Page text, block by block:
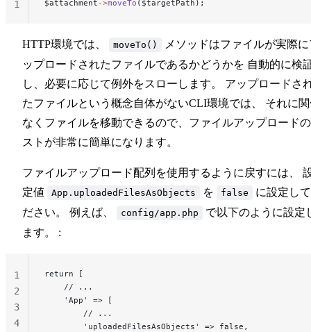
$attachment ->moveTo ($targetPath);
1
HTTP環境では、 moveTo()
メソッドはファイルが実際
ップロードされたファイルであるかどうかを 自動的に検
し、必要に応じて例外をスローします。 アップロードさ
たファイルという概念自体がないCLI環境では、 それに
なくファイルを移動できるので、ファイルアップロード
ストが非常に簡単になります。
ファイルアップロード配列を使用するように戻すには、
定値
App.uploadedFilesAsObjects を false
に設定し
ださい。 例えば、
config/app.php
で以下のように設定
ます。 :
return [
    // ...
    'App' => [
        // ...
        'uploadedFilesAsObjects' => false,
1
2
3
4